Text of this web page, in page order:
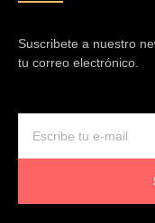
Suscribete a nuestro
tu correo electrónico.